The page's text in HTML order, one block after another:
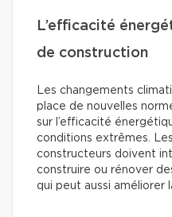
L’efficacité
de construction
Les changements
place de nouvelles
sur l’efficacité
conditions extrêmes.
constructeurs doivent
construire ou rénover
qui peut aussi améliorer